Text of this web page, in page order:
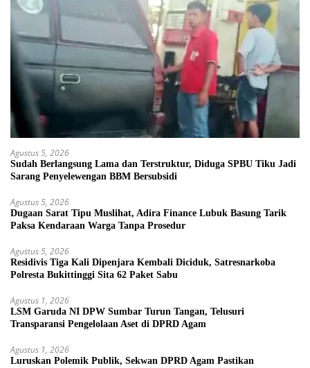
Agustus 5, 2026
Sudah Berlangsung Lama dan Terstruktur, Diduga SPBU Tiku Jadi
Sarang Penyelewengan BBM Bersubsidi
Agustus 5, 2026
Dugaan Sarat Tipu Muslihat, Adira Finance Lubuk Basung Tarik
Paksa Kendaraan Warga Tanpa Prosedur
Agustus 5, 2026
Residivis Tiga Kali Dipenjara Kembali Diciduk, Satresnarkoba
Polresta Bukittinggi Sita 62 Paket Sabu
Agustus 1, 2026
LSM Garuda NI DPW Sumbar Turun Tangan, Telusuri
Transparansi Pengelolaan Aset di DPRD Agam
Agustus 1, 2026
Luruskan Polemik Publik, Sekwan DPRD Agam Pastikan